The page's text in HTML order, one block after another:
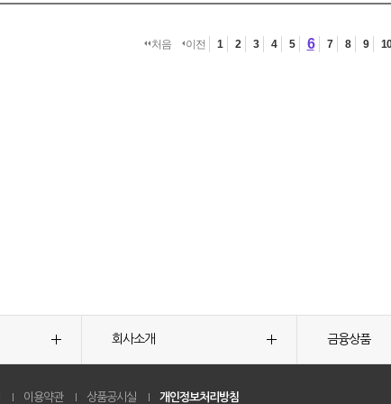
처음 이전 1 2 3 4 5 6 7 8 9 10
회사소개 금융상품
이용약관 상품공시실 개인정보처리방침